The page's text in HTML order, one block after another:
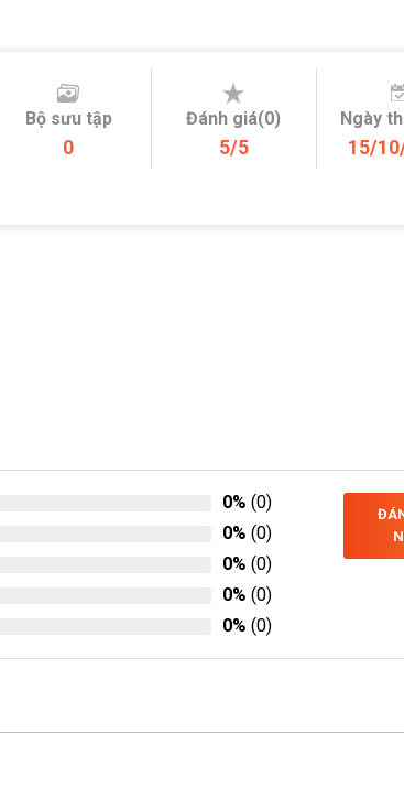
Bộ sưu tập
0
Đánh giá(0)
5/5
Ngày
15/
0% (0)
0% (0)
0% (0)
0% (0)
0% (0)